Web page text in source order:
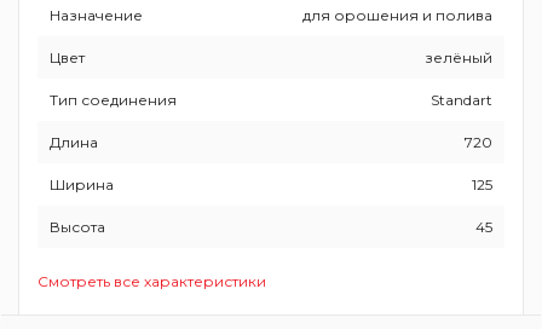
Назначение для орошения и полива
Цвет зелёный
Тип соединения Standart
Длина 720
Ширина 125
Высота 45
Смотреть все характеристики